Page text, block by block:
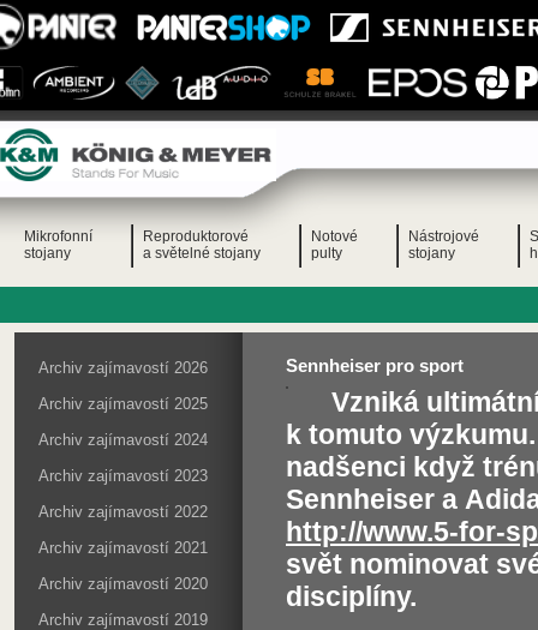
Archiv zajímavostí 2026
Archiv zajímavostí 2025
Archiv zajímavostí 2024
Archiv zajímavostí 2023
Archiv zajímavostí 2022
Archiv zajímavostí 2021
Archiv zajímavostí 2020
Archiv zajímavostí 2019
Sennheiser pro sport
Vzniká
k tomuto výzkumu.
nadšenci když
Sennheiser a
http://www.5-for-
svět nominovat
disciplíny.
Mikrofonní
stojany
Reproduktorové
a světelné stojany
Notové
pulty
Nástrojové
stojany